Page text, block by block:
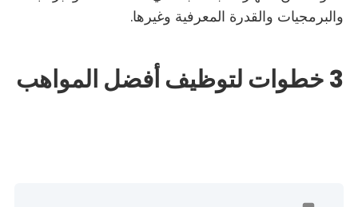
والبرمجيات والقدرة المعرفية وغيرها.
3 خطوات لتوظيف أفضل المواهب